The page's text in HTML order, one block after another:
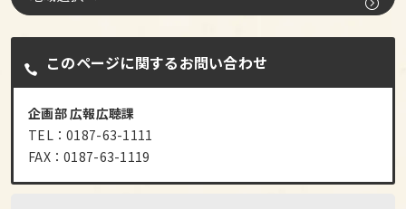
このページに関するお問い合わせ
企画部 広報広聴課
TEL：0187-63-1111
FAX：0187-63-1119